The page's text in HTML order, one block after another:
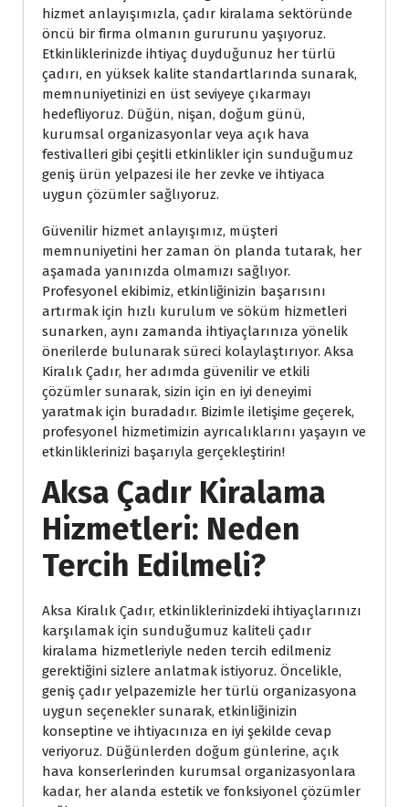
hizmet anlayışımızla, çadır kiralama sektöründe
öncü bir firma olmanın gururunu yaşıyoruz.
Etkinliklerinizde ihtiyaç duyduğunuz her türlü
çadırı, en yüksek kalite standartlarında sunarak,
memnuniyetinizi en üst seviyeye çıkarmayı
hedefliyoruz. Düğün, nişan, doğum günü,
kurumsal organizasyonlar veya açık hava
festivalleri gibi çeşitli etkinlikler için sunduğumuz
geniş ürün yelpazesi ile her zevke ve ihtiyaca
uygun çözümler sağlıyoruz.
Güvenilir hizmet anlayışımız, müşteri
memnuniyetini her zaman ön planda tutarak, her
aşamada yanınızda olmamızı sağlıyor.
Profesyonel ekibimiz, etkinliğinizin başarısını
artırmak için hızlı kurulum ve söküm hizmetleri
sunarken, aynı zamanda ihtiyaçlarınıza yönelik
önerilerde bulunarak süreci kolaylaştırıyor. Aksa
Kiralık Çadır, her adımda güvenilir ve etkili
çözümler sunarak, sizin için en iyi deneyimi
yaratmak için buradadır. Bizimle iletişime geçerek,
profesyonel hizmetimizin ayrıcalıklarını yaşayın ve
etkinliklerinizi başarıyla gerçekleştirin!
Aksa Çadır Kiralama
Hizmetleri: Neden
Tercih Edilmeli?
Aksa Kiralık Çadır, etkinliklerinizdeki ihtiyaçlarınızı
karşılamak için sunduğumuz kaliteli çadır
kiralama hizmetleriyle neden tercih edilmeniz
gerektiğini sizlere anlatmak istiyoruz. Öncelikle,
geniş çadır yelpazemizle her türlü organizasyona
uygun seçenekler sunarak, etkinliğinizin
konseptine ve ihtiyacınıza en iyi şekilde cevap
veriyoruz. Düğünlerden doğum günlerine, açık
hava konserlerinden kurumsal organizasyonlara
kadar, her alanda estetik ve fonksiyonel çözümler